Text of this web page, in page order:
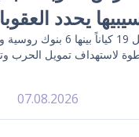
يحدد
لاستهداف تمويل الحرب
07.08.2026